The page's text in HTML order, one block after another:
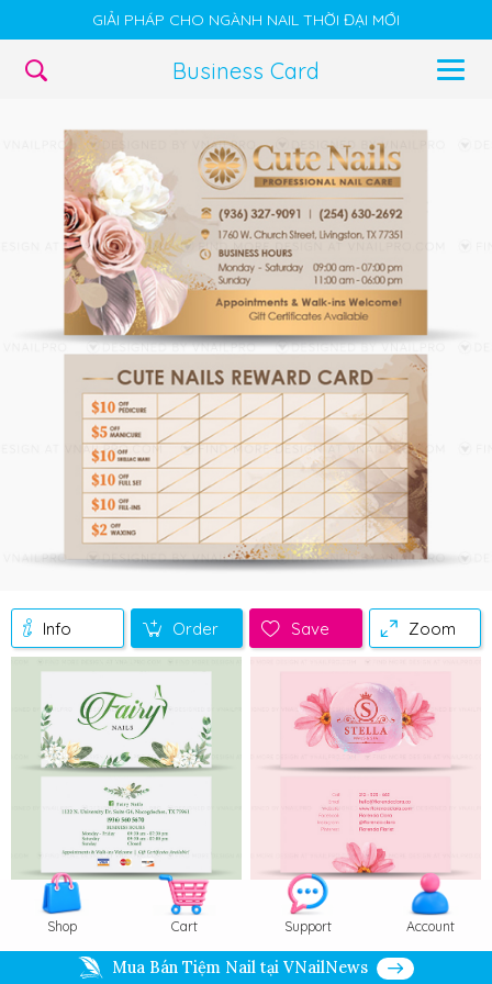
GIẢI PHÁP CHO NGÀNH NAIL THỜI ĐẠI MỚI
Business Card
Info Order Save Zoom
Shop Cart Support Account
Mua Bán Tiệm Nail tại VNailNews